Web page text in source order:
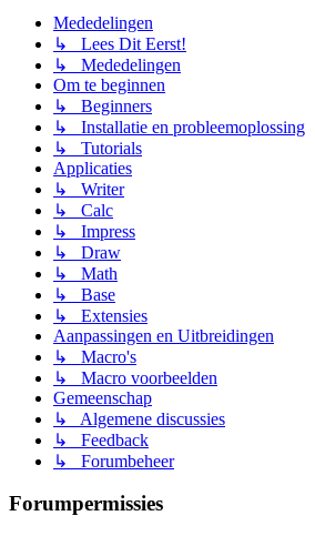
Mededelingen
↳ Lees Dit Eerst!
↳ Mededelingen
Om te beginnen
↳ Beginners
↳ Installatie en probleemoplossing
↳ Tutorials
Applicaties
↳ Writer
↳ Calc
↳ Impress
↳ Draw
↳ Math
↳ Base
↳ Extensies
Aanpassingen en Uitbreidingen
↳ Macro's
↳ Macro voorbeelden
Gemeenschap
↳ Algemene discussies
↳ Feedback
↳ Forumbeheer
Forumpermissies